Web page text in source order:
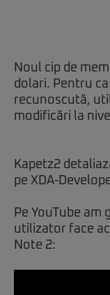
Noul cip de
dolari. Pentru
recunoscută,
modificări la
Kapetz2
pe XDA-
Pe YouTube am
utilizator face
Note 2: